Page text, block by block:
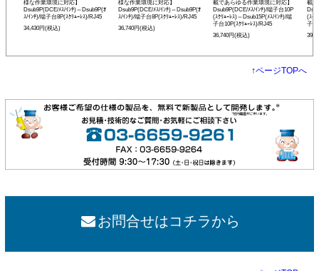
様な作業環境に対応】
Dsub9P(DCE/ﾒｽ/ｲﾝﾁ)⇔Dsub9P(ｵ
ｽ/ｲﾝﾁ)/端子台8P(ｽｸﾘｭｰﾚｽ)/RJ45
34,430円(税込)
様な作業環境に対応】
Dsub9P(DCE/ﾒｽ/ｲﾝﾁ)⇔Dsub9P(ｵ
ｽ/ｲﾝﾁ)/端子台8P(ｽｸﾘｭｰﾚｽ)/RJ45
36,740円(税込)
載であらゆる作業環境に対応】
Dsub9P(DCE/ﾒｽ/ｲﾝﾁ)/端子台10P
(ｽｸﾘｭｰﾚｽ)⇔Dsub15P(ﾒｽ/ｲﾝﾁ)/端
子台10P(ｽｸﾘｭｰﾚｽ)/RJ45
36,740円(税込)
載
(ｽｸ
子台
↑ページTOPへ
お問合せはコチラから